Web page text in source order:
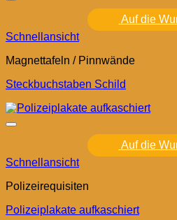
Auf die
Schnellansicht
Magnettafeln / Pinnwände
Steckbuchstaben Schild
Auf die
Schnellansicht
Polizeirequisiten
Polizeiplakate aufkaschiert